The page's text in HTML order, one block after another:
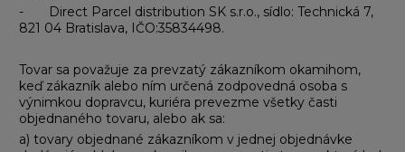
- Direct Parcel distribution SK s.r.o., sídlo: Technická 7,
821 04 Bratislava, IČO:35834498.
Tovar sa považuje za prevzatý zákazníkom okamihom,
keď zákazník alebo ním určená zodpovedná osoba s
výnimkou dopravcu, kuriéra prevezme všetky časti
objednaného tovaru, alebo ak sa:
a) tovary objednané zákazníkom v jednej objednávke